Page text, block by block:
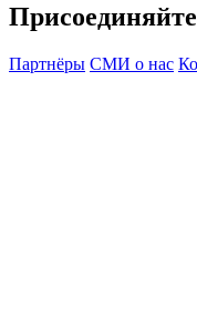
Партнёры СМИ о нас